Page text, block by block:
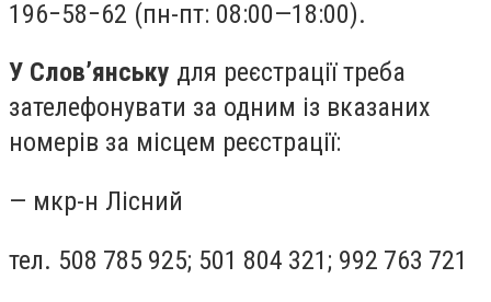
196−58−62 (пн-пт: 08:00—18:00).
У Слов’янську для реєстрації треба
зателефонувати за одним із вказаних
номерів за місцем реєстрації:
— мкр-н Лісний
тел. 508 785 925; 501 804 321; 992 763 721